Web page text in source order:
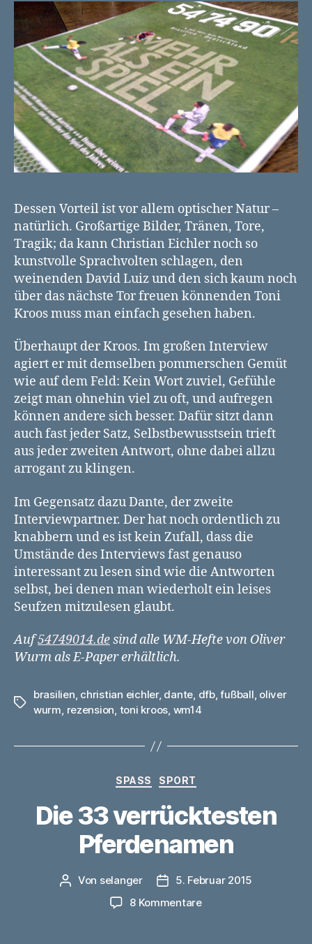
Dessen Vorteil ist vor allem optischer Natur –
natürlich. Großartige Bilder, Tränen, Tore,
Tragik; da kann Christian Eichler noch so
kunstvolle Sprachvolten schlagen, den
weinenden David Luiz und den sich kaum noch
über das nächste Tor freuen könnenden Toni
Kroos muss man einfach gesehen haben.
Überhaupt der Kroos. Im großen Interview
agiert er mit demselben pommerschen Gemüt
wie auf dem Feld: Kein Wort zuviel, Gefühle
zeigt man ohnehin viel zu oft, und aufregen
können andere sich besser. Dafür sitzt dann
auch fast jeder Satz, Selbstbewusstsein trieft
aus jeder zweiten Antwort, ohne dabei allzu
arrogant zu klingen.
Im Gegensatz dazu Dante, der zweite
Interviewpartner. Der hat noch ordentlich zu
knabbern und es ist kein Zufall, dass die
Umstände des Interviews fast genauso
interessant zu lesen sind wie die Antworten
selbst, bei denen man wiederholt ein leises
Seufzen mitzulesen glaubt.
Auf54749014.desind alle WM-Hefte von Oliver
Wurm als E-Paper erhältlich.
Schlagwörter
brasilien, christian eichler, dante, dfb,fußball, oliver
wurm, rezension, toni kroos, wm14
Kategorien
SPASS SPORT
Die 33 verrücktesten
Pferdenamen
Beitragsautor
Von selanger Veröffentlichungsdatum
5. Februar 2015
8 Kommentarezu